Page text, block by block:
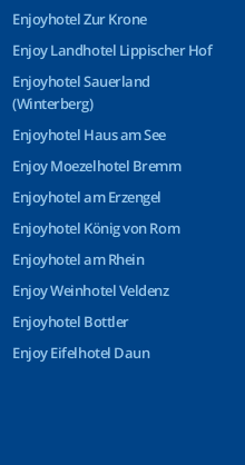
Enjoyhotel Zur Krone
Enjoy Landhotel Lippischer Hof
Enjoyhotel Sauerland
(Winterberg)
Enjoyhotel Haus am See
Enjoy Moezelhotel Bremm
Enjoyhotel am Erzengel
Enjoyhotel König von Rom
Enjoyhotel am Rhein
Enjoy Weinhotel Veldenz
Enjoyhotel Bottler
Enjoy Eifelhotel Daun